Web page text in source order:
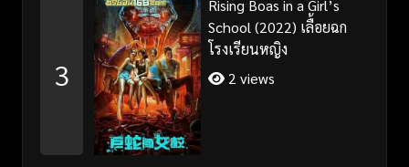
3
Rising Boas in a Girl’s
School (2022) เลื้อยฉก
โรงเรียนหญิง
2 views